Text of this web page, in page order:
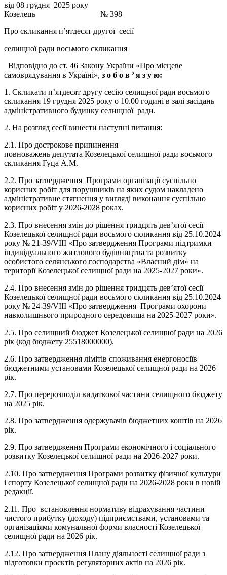
від 08 грудня 2025 року
Козелець № 398
Про скликання п’ятдесят другої сесії
селищної ради восьмого скликання
Відповідно до ст. 46 Закону України «Про місцеве
самоврядування в Україні», з о б о в ’я з у ю:
1. Скликати п’ятдесят другу сесію селищної ради восьмого
скликання 19 грудня 2025 року о 10.00 годині в залі засідань
адміністративного будинку селищної ради.
2. На розгляд сесії винести наступні питання:
2.1. Про дострокове припинення
повноважень депутата Козелецької селищної ради восьмого
скликання Гуца А.М.
2.2. Про затвердження Програми організації суспільно
корисних робіт для порушників на яких судом накладено
адміністративне стягнення у вигляді виконання суспільно
корисних робіт у 2026-2028 роках.
2.3. Про внесення змін до рішення тридцять дев’ятої сесії
Козелецької селищної ради восьмого скликання від 25.10.2024
року № 21-39/VIII «Про затвердження Програми підтримки
індивідуального житлового будівництва та розвитку
особистого селянського господарства «Власний дім» на
території Козелецької селищної ради на 2025-2027 роки».
2.4. Про внесення змін до рішення тридцять дев’ятої сесії
Козелецької селищної ради восьмого скликання від 25.10.2024
року № 24-39/VIII «Про затвердження Програми охорони
навколишнього природного середовища на 2025-2027 роки».
2.5. Про селищний бюджет Козелецької селищної ради на 2026
рік (код бюджету 25518000000).
2.6. Про затвердження лімітів споживання енергоносіїв
бюджетними установами Козелецької селищної ради на 2026
рік.
2.7. Про перерозподіл видаткової частини селищного бюджету
на 2025 рік.
2.8. Про затвердження одержувачів бюджетних коштів на 2026
рік.
2.9. Про затвердження Програми економічного і соціального
розвитку Козелецької селищної ради на 2026-2027 роки.
2.10. Про затвердження Програми розвитку фізичної культури
і спорту Козелецької селищної ради на 2026-2028 роки в новій
редакції.
2.11. Про встановлення нормативу відрахування частини
чистого прибутку (доходу) підприємствами, установами та
організаціями комунальної форми власності Козелецької
селищної ради на 2026 рік.
2.12. Про затвердження Плану діяльності селищної ради з
підготовки проєктів регуляторних актів на 2026 рік.